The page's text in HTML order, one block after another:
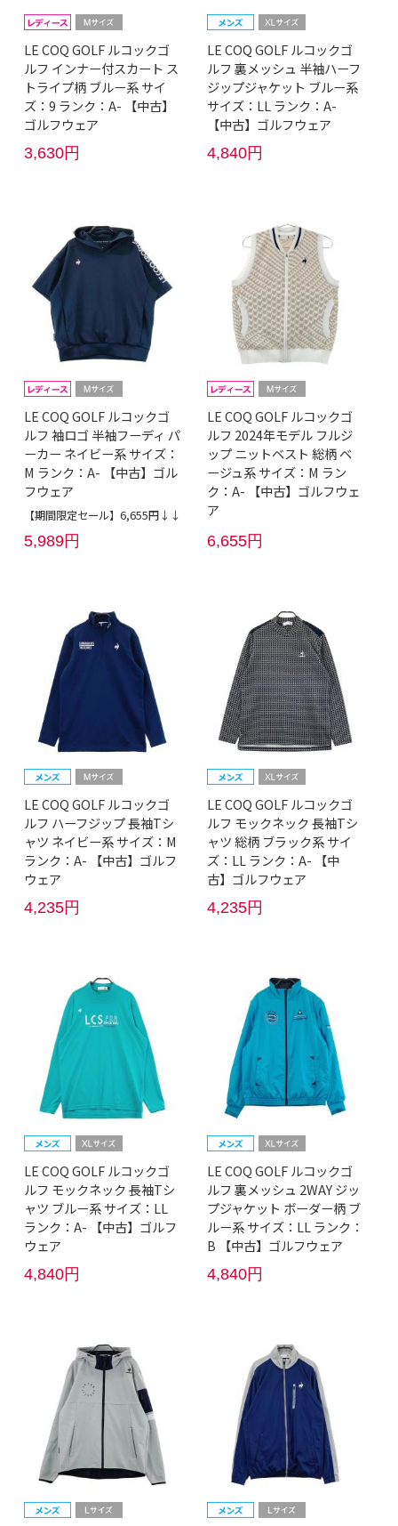
LE COQ GOLF ルコックゴ
ルフ インナー付スカート ス
トライプ柄 ブルー系 サイ
ズ：9 ランク：A- 【中古】
ゴルフウェア
3,630円
LE COQ GOLF ルコックゴ
ルフ 裏メッシュ 半袖ハーフ
ジップジャケット ブルー系
サイズ：LL ランク：A-
【中古】ゴルフウェア
4,840円
LE COQ GOLF ルコックゴ
ルフ 袖ロゴ 半袖フーディ パ
ーカー ネイビー系 サイズ：
M ランク：A- 【中古】ゴル
フウェア
【期間限定セール】6,655円↓↓
5,989円
LE COQ GOLF ルコックゴ
ルフ 2024年モデル フルジ
ップ ニットベスト 総柄 ベ
ージュ系 サイズ：M ラン
ク：A- 【中古】ゴルフウェ
ア
6,655円
LE COQ GOLF ルコックゴ
ルフ ハーフジップ 長袖Tシ
ャツ ネイビー系 サイズ：M
ランク：A- 【中古】ゴルフ
ウェア
4,235円
LE COQ GOLF ルコックゴ
ルフ モックネック 長袖Tシ
ャツ 総柄 ブラック系 サイ
ズ：LL ランク：A- 【中
古】ゴルフウェア
4,235円
LE COQ GOLF ルコックゴ
ルフ モックネック 長袖Tシ
ャツ ブルー系 サイズ：LL
ランク：A- 【中古】ゴルフ
ウェア
4,840円
LE COQ GOLF ルコックゴ
ルフ 裏メッシュ 2WAY ジッ
プジャケット ボーダー柄 ブ
ルー系 サイズ：LL ランク：
B 【中古】ゴルフウェア
4,840円